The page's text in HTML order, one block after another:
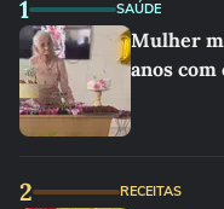
1 SAÚDE
Mulher
anos
2 RECEITAS